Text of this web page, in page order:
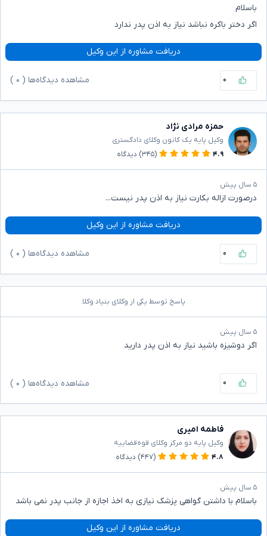
باسلام
اگر دختر باکره نباشد نیاز به اذن پدر ندارد
دریافت مشاوره از این وکیل
۰ مشاهده دیدگاه‌ها ( ۰
حمزه مرادی نژاد
وکیل پایه یک کانون وکلای دادگستری
۴.۹
(۳۴۵) دیدگاه
۵ سال پیش
درصورت ازاله بکارت نیاز به اذن پدر نیست...
دریافت مشاوره از این وکیل
۰ مشاهده دیدگاه‌ها ( ۰
پاسخ توسط یکی از وکلای بنیاد وکلا
۵ سال پیش
اگر دوشیزه باشید نیاز به اذن پدر دارید
۰ مشاهده دیدگاه‌ها ( ۰
فاطمه امیری
وکیل پایه دو مرکز وکلای قوه‌قضاییه
۴.۸
(۴۴۷) دیدگاه
۵ سال پیش
باسلام با داشتن گواهی پزشک نیازی به اخذ اجازه از جانب پدر نمی باشد
دریافت مشاوره از این وکیل